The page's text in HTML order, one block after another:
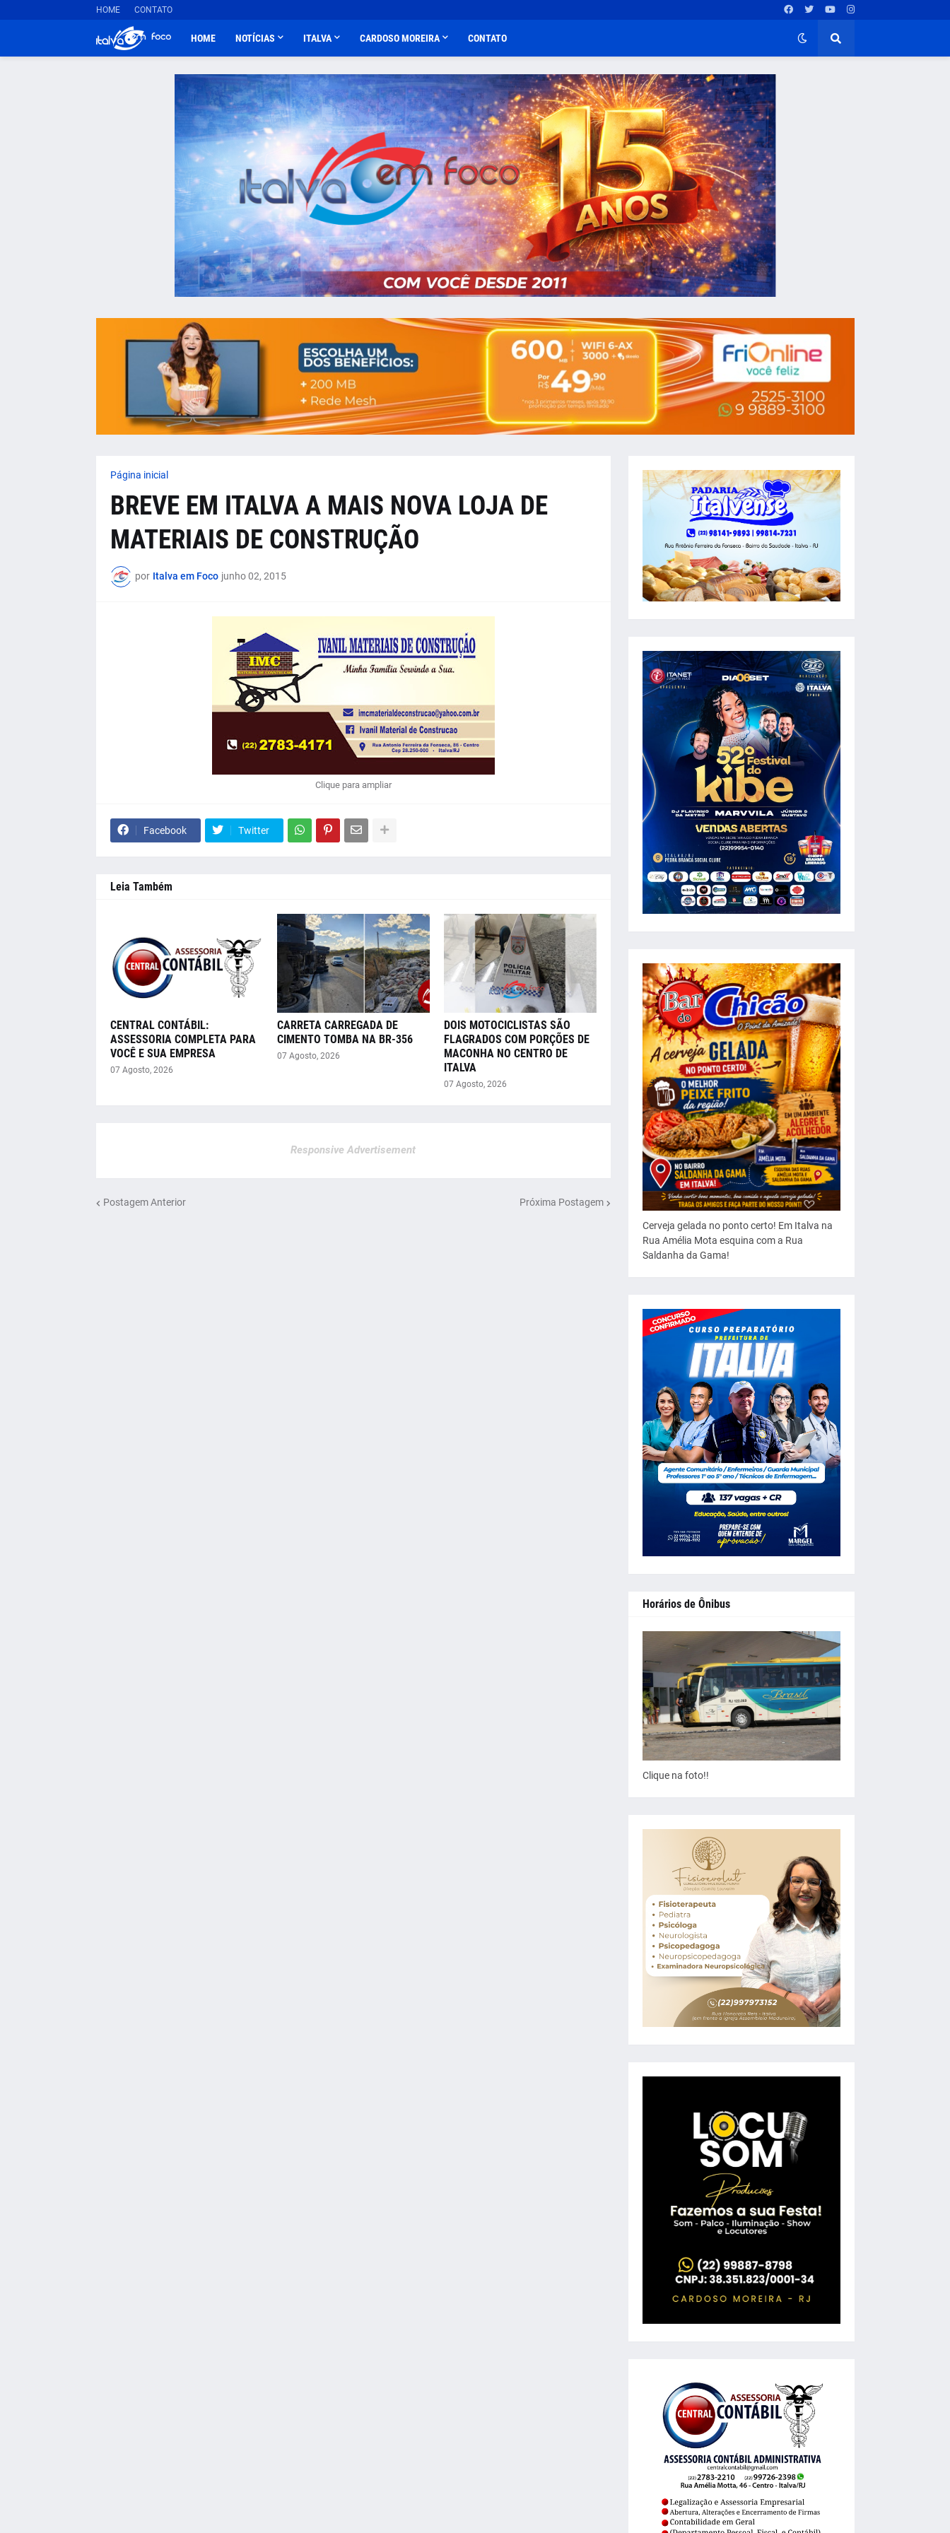
HOME CONTATO
HOME NOTÍCIAS ITALVA CARDOSO MOREIRA CONTATO
Página inicial
BREVE EM ITALVA A MAIS NOVA LOJA DE
MATERIAIS DE CONSTRUÇÃO
por Italva em Foco junho 02, 2015
Clique para ampliar
Facebook Twitter
Leia Também
CENTRAL CONTÁBIL:
ASSESSORIA COMPLETA PARA
VOCÊ E SUA EMPRESA
07 Agosto, 2026
CARRETA CARREGADA DE
CIMENTO TOMBA NA BR-356
07 Agosto, 2026
DOIS MOTOCICLISTAS SÃO
FLAGRADOS COM PORÇÕES DE
MACONHA NO CENTRO DE
ITALVA
07 Agosto, 2026
Responsive Advertisement
Postagem Anterior Próxima Postagem
Cerveja gelada no ponto certo! Em Italva na
Rua Amélia Mota esquina com a Rua
Saldanha da Gama!
Horários de Ônibus
Clique na foto!!